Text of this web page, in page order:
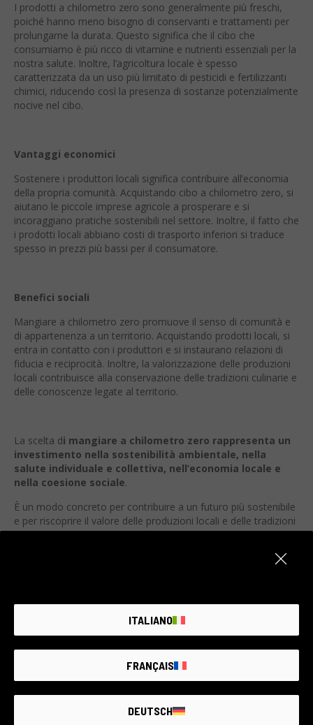
I prodotti a chilometro zero sono generalmente più freschi,
poiché hanno meno bisogno di conservanti e trattamenti per
prolungarne la durata. Questo significa che il cibo che
consumiamo è più ricco di vitamine e nutrienti essenziali per la
nostra salute. Inoltre, l’agricoltura locale è spesso
caratterizzata da un uso più limitato di pesticidi e fertilizzanti
chimici, riducendo così la presenza di sostanze potenzialmente
nocive nel cibo.
Vantaggi economici
Sostenere i produttori locali significa contribuire all’economia
della propria comunità. Acquistando cibo a chilometro zero, si
aiutano le piccole imprese agricole a prosperare e si
incoraggiano pratiche sostenibili nel settore. Inoltre, il fatto che
i prodotti locali abbiano costi di trasporto inferiori si traduce
spesso in prezzi più bassi per il consumatore.
Benefici sociali
Mangiare a chilometro zero promuove il senso di comunità e
di appartenenza a un territorio. Acquistando prodotti locali, si
entra in contatto con i produttori e si instaurano relazioni di
fiducia e reciprocità. Inoltre, la valorizzazione delle produzioni
locali contribuisce alla conservazione delle tradizioni culinarie e
delle conoscenze legate al territorio.
La scelta di mangiare a chilometro zero rappresenta un
investimento nella sostenibilità ambientale, nella
salute individuale e collettiva, nell’economia locale e
nella coesione sociale.
È un modo concreto per contribuire a un futuro più sostenibile
e per riscoprire il valore delle produzioni locali e delle tradizioni
culinarie. Adottando questa pratica, possiamo migliorare la
pubblico; mangerai meglio e aiuterari il nostro pianeta!
COSA NE PENSI?
ITALIANO
FRANÇAIS
DEUTSCH